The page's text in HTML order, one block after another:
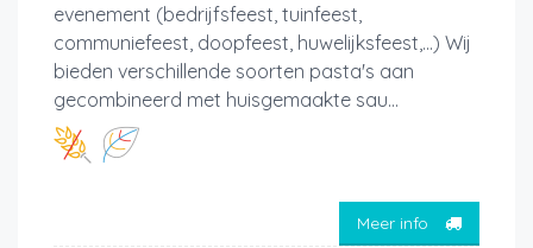
evenement (bedrijfsfeest, tuinfeest,
communiefeest, doopfeest, huwelijksfeest,...) Wij
bieden verschillende soorten pasta's aan
gecombineerd met huisgemaakte sau...
Meer info